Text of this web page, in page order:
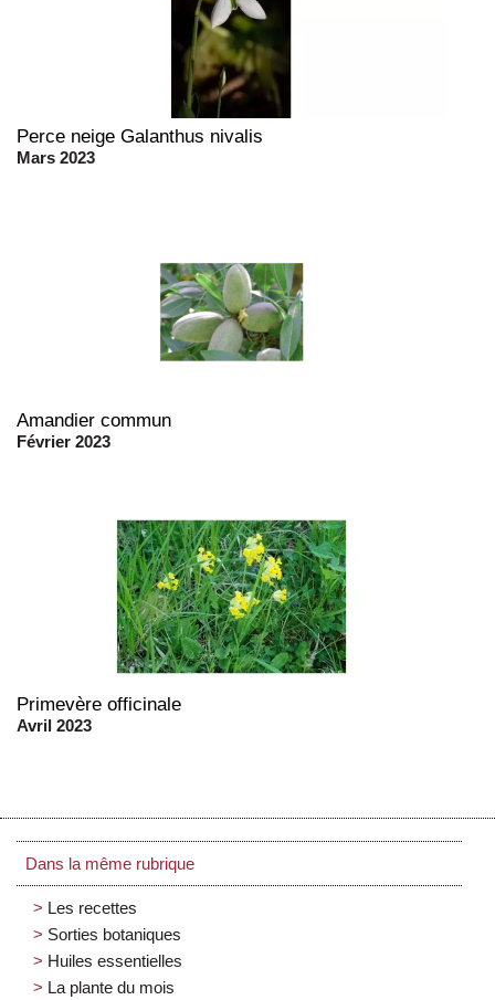
Perce neige Galanthus nivalis
Mars 2023
Amandier commun
Février 2023
Primevère officinale
Avril 2023
Dans la même rubrique
Les recettes
Sorties botaniques
Huiles essentielles
La plante du mois